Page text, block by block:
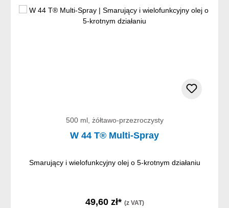
500 ml, żółtawo-przezroczysty
W 44 T® Multi-Spray
Smarujący i wielofunkcyjny olej o 5-krotnym działaniu
49,60 zł* (z VAT)